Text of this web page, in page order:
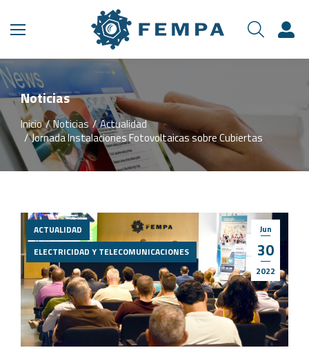
Noticias
Estás aquí:
Inicio Noticias
Actualidad
Jornada Instalaciones Fotovoltaicas sobre Cubiertas
Jun
30
2022
ACTUALIDAD
ELECTRICIDAD Y TELECOMUNICACIONES